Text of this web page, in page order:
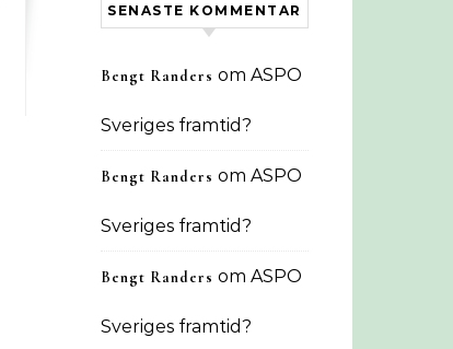
SENASTE KOMMENTAR
Bengt Randers om ASPO
Sveriges framtid?
Bengt Randers om ASPO
Sveriges framtid?
Bengt Randers om ASPO
Sveriges framtid?